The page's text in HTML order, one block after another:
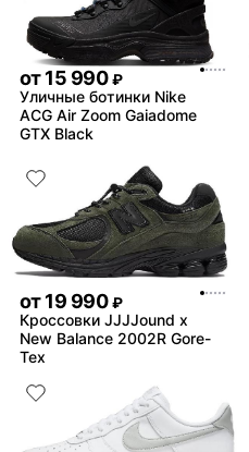
от15 990 ₽
Уличные ботинки Nike
ACG Air Zoom Gaiadome
GTX Black
от19 990 ₽
Кроссовки JJJJound x
New Balance 2002R Gore-
Tex